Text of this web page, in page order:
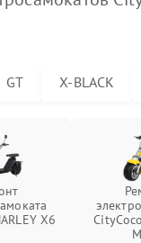
GT X-BLACK
X6